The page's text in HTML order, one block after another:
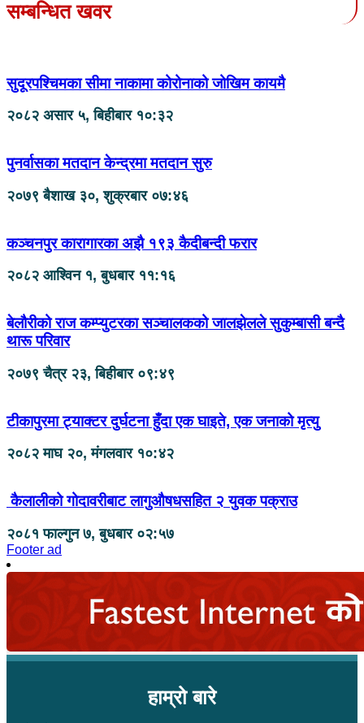
सम्बन्धित खवर
सुदूरपश्चिमका सीमा नाकामा कोरोनाको जोखिम कायमै
२०८२ असार ५, बिहीबार १०:३२
पुनर्वासका मतदान केन्द्रमा मतदान सुरु
२०७९ बैशाख ३०, शुक्रबार ०७:४६
कञ्चनपुर कारागारका अझै १९३ कैदीबन्दी फरार
२०८२ आश्विन १, बुधबार ११:१६
बेलौरीको राज कम्प्युटरका सञ्चालकको जालझेलले सुकुम्बासी बन्दै
थारू परिवार
२०७९ चैत्र २३, बिहीबार ०९:४९
टीकापुरमा ट्याक्टर दुर्घटना हुँदा एक घाइते, एक जनाको मृत्यु
२०८२ माघ २०, मंगलवार १०:४२
कैलालीको गोदावरीबाट लागुऔषधसहित २ युवक पक्राउ
२०८१ फाल्गुन ७, बुधबार ०२:५७
Footer ad
हाम्रो बारे